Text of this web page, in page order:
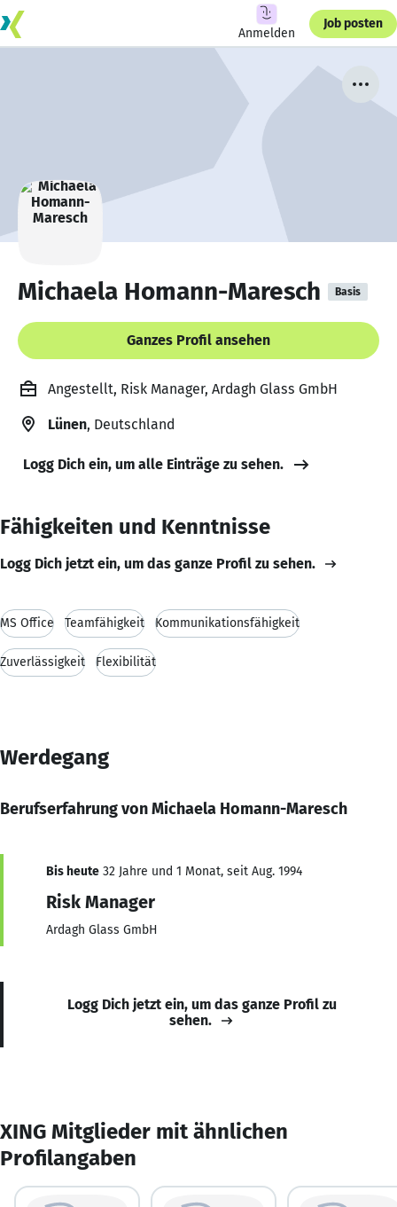
Anmelden
Job posten
Michaela Homann-Maresch Basis
Ganzes Profil ansehen
Angestellt, Risk Manager, Ardagh Glass GmbH
Lünen, Deutschland
Logg Dich ein, um alle Einträge zu sehen.
Fähigkeiten und Kenntnisse
Logg Dich jetzt ein, um das ganze Profil zu sehen.
MS Office Teamfähigkeit Kommunikationsfähigkeit
Zuverlässigkeit Flexibilität
Werdegang
Berufserfahrung von Michaela Homann-Maresch
Bis heute 32 Jahre und 1 Monat, seit Aug. 1994
Risk Manager
Ardagh Glass GmbH
Logg Dich jetzt ein, um das ganze Profil zu
sehen.
XING Mitglieder mit ähnlichen
Profilangaben